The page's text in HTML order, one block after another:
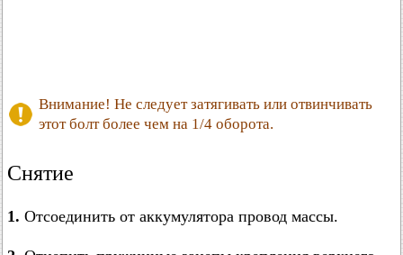
Внимание! Не следует затягивать или отвинчивать
этот болт более чем на 1/4 оборота.
Снятие
1. Отсоединить от аккумулятора провод массы.